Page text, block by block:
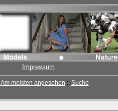
Impressum
Am meisten angesehen :: Suche